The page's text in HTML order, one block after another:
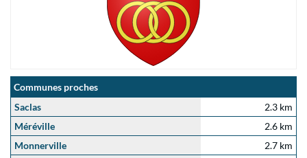
Communes proches
Saclas
2.3 km
Méréville
2.6 km
Monnerville
2.7 km